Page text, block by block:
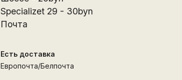
Specializet 29 - 30byn
Почта
Есть доставка
Европочта/Белпочта